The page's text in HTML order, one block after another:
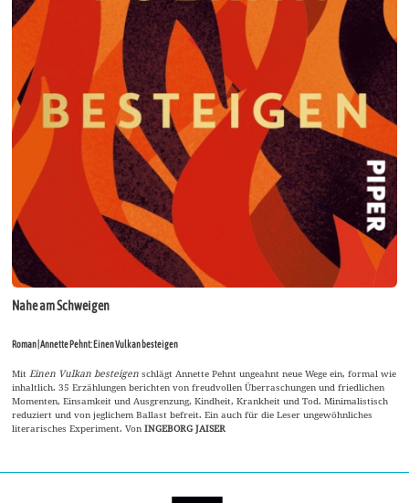
Nahe am Schweigen
Roman | Annette Pehnt: Einen Vulkan besteigen
MitEinen Vulkan besteigen schlägt Annette Pehnt ungeahnt neue Wege ein, formal wie
inhaltlich. 35 Erzählungen berichten von freudvollen Überraschungen und friedlichen
Momenten, Einsamkeit und Ausgrenzung, Kindheit, Krankheit und Tod. Minimalistisch
reduziert und von jeglichem Ballast befreit. Ein auch für die Leser ungewöhnliches
literarisches Experiment. VonINGEBORG JAISER